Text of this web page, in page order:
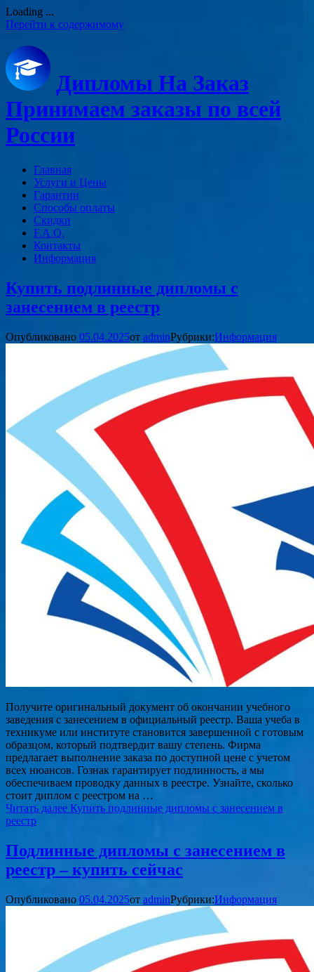
Loading ...
Перейти к содержимому
Дипломы На Заказ
Принимаем заказы по всей
России
Главная
Услуги и Цены
Гарантии
Способы оплаты
Скидки
F.A.Q.
Контакты
Информация
Купить подлинные дипломы с
занесением в реестр
Опубликовано 05.04.2025от adminРубрики:Информация
Получите оригинальный документ об окончании учебного
заведения с занесением в официальный реестр. Ваша учеба в
техникуме или институте становится завершенной с готовым
образцом, который подтвердит вашу степень. Фирма
предлагает выполнение заказа по доступной цене с учетом
всех нюансов. Гознак гарантирует подлинность, а мы
обеспечиваем проводку данных в реестре. Узнайте, сколько
стоит диплом с реестром на …
Читать далее Купить подлинные дипломы с занесением в
реестр
Подлинные дипломы с занесением в
реестр – купить сейчас
Опубликовано 05.04.2025от adminРубрики:Информация